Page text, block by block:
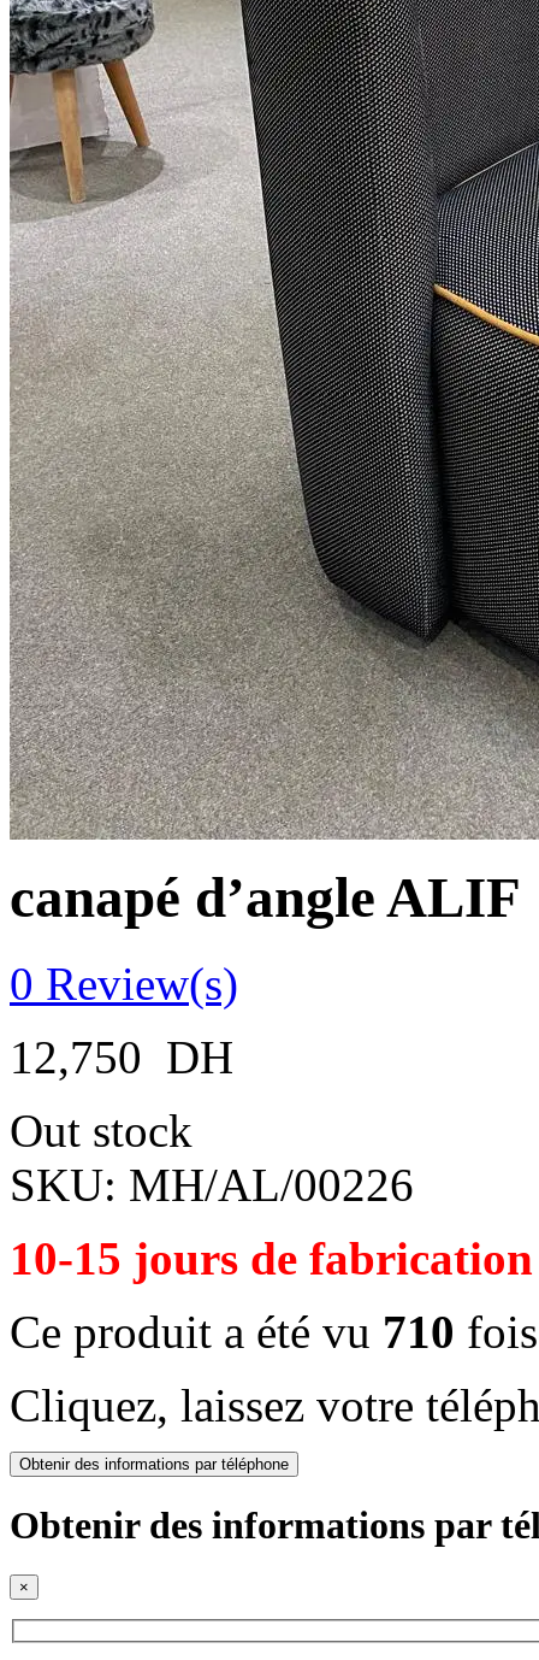
canapé d’angle ALIF
0 Review(s)
12,750 DH
Out stock
SKU: MH/AL/00226
10-15 jours de fabrication
Ce produit a été vu 710
Cliquez, laissez votre
Obtenir des informations par téléphone
Obtenir des informations par
×